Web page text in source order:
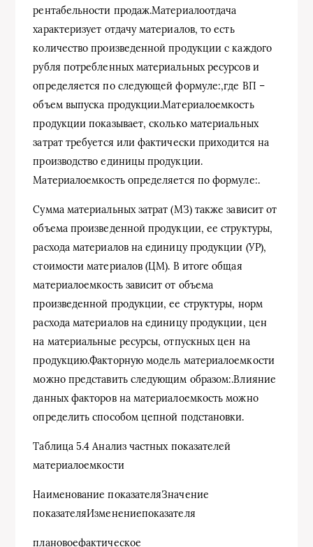
рентабельности продаж.Материалоотдача
характеризует отдачу материалов, то есть
количество произведенной продукции с каждого
рубля потребленных материальных ресурсов и
определяется по следующей формуле:,где ВП –
объем выпуска продукции.Материалоемкость
продукции показывает, сколько материальных
затрат требуется или фактически приходится на
производство единицы продукции.
Материалоемкость определяется по формуле:.
Сумма материальных затрат (МЗ) также зависит от
объема произведенной продукции, ее структуры,
расхода материалов на единицу продукции (УР),
стоимости материалов (ЦМ). В итоге общая
материалоемкость зависит от объема
произведенной продукции, ее структуры, норм
расхода материалов на единицу продукции, цен
на материальные ресурсы, отпускных цен на
продукцию.Факторную модель материалоемкости
можно представить следующим образом:.Влияние
данных факторов на материалоемкость можно
определить способом цепной подстановки.
Таблица 5.4 Анализ частных показателей
материалоемкости
Наименование показателяЗначение
показателяИзменениепоказателя
плановоефактическое